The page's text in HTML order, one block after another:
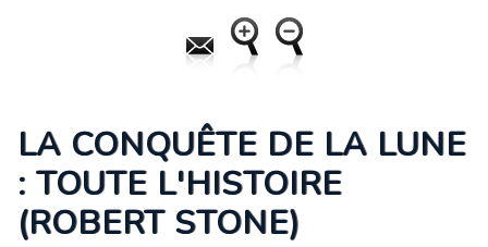
LA CONQUÊTE DE LA LUNE
: TOUTE L'HISTOIRE
(ROBERT STONE)